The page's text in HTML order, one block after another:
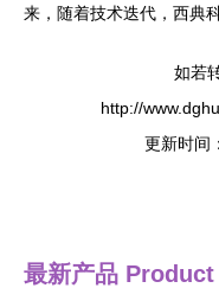
来，随着技术迭代，西典
如若
http://
更新时间
最新产品 Product